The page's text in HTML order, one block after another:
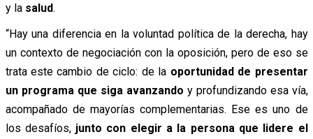
y la salud.
“Hay una diferencia en la voluntad política de la derecha, hay
un contexto de negociación con la oposición, pero de eso se
trata este cambio de ciclo: de la oportunidad de presentar
un programa que siga avanzando y profundizando esa vía,
acompañado de mayorías complementarias. Ese es uno de
los desafíos, junto con elegir a la persona que lidere el